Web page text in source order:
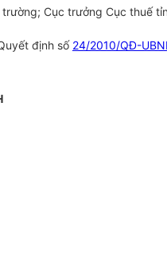
Cục trưởng Cục
định số 24/2010/QĐ-